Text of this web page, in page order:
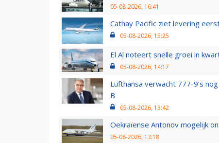
05-08-2026, 16:41
Cathay Pacific ziet levering
05-08-2026, 15:25
El Al noteert snelle groei in
05-08-2026, 14:17
Lufthansa verwacht 777-9’s
B
05-08-2026, 13:42
Oekraïense Antonov mogelijk
05-08-2026, 13:18